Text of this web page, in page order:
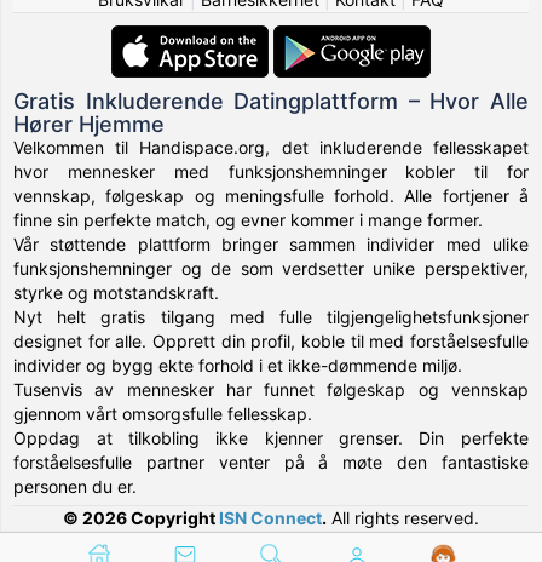
Gratis Inkluderende Datingplattform – Hvor Alle
Hører Hjemme
Velkommen til Handispace.org, det inkluderende fellesskapet
hvor mennesker med funksjonshemninger kobler til for
vennskap, følgeskap og meningsfulle forhold. Alle fortjener å
finne sin perfekte match, og evner kommer i mange former.
Vår støttende plattform bringer sammen individer med ulike
funksjonshemninger og de som verdsetter unike perspektiver,
styrke og motstandskraft.
Nyt helt gratis tilgang med fulle tilgjengelighetsfunksjoner
designet for alle. Opprett din profil, koble til med forståelsesfulle
individer og bygg ekte forhold i et ikke-dømmende miljø.
Tusenvis av mennesker har funnet følgeskap og vennskap
gjennom vårt omsorgsfulle fellesskap.
Oppdag at tilkobling ikke kjenner grenser. Din perfekte
forståelsesfulle partner venter på å møte den fantastiske
personen du er.
© 2026 Copyright ISN Connect. All rights reserved.